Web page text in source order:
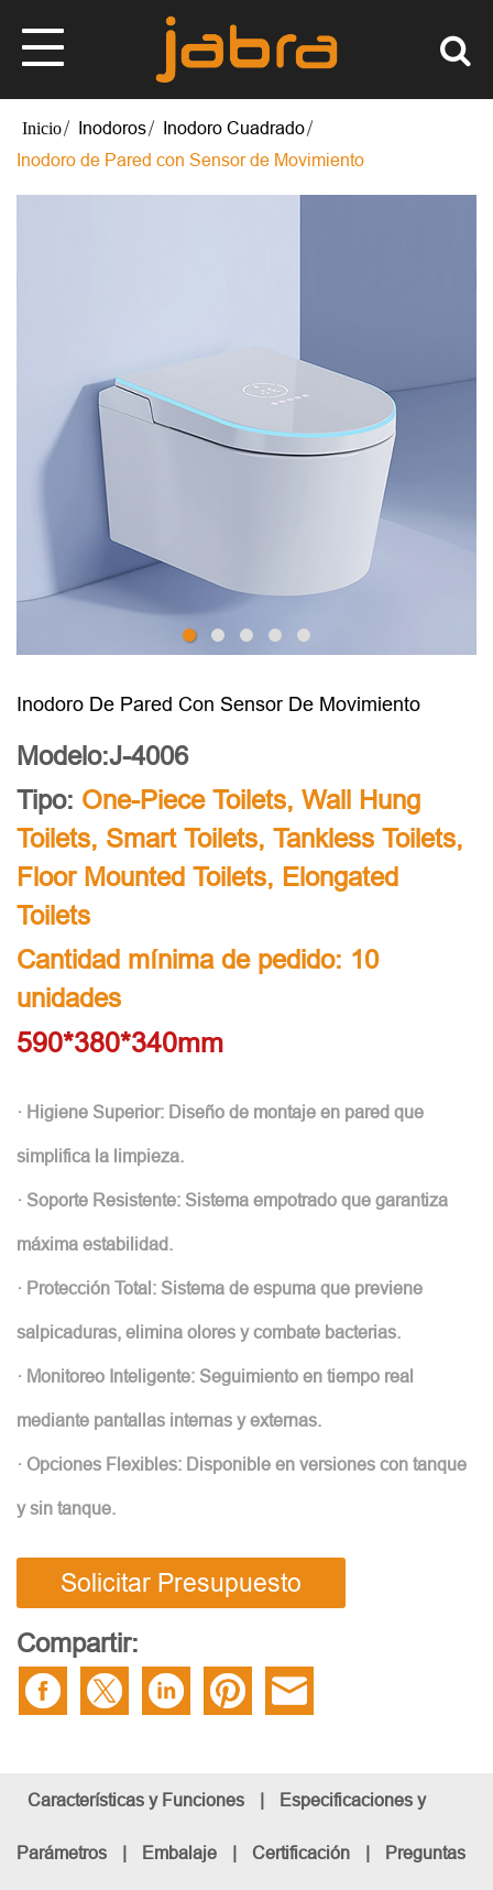
Inodoros
Inodoro Cuadrado
Inodoro de Pared con Sensor de Movimiento
Inodoro De Pared Con Sensor De Movimiento
Modelo:J-4006
Tipo: One-Piece Toilets, Wall Hung
Toilets, Smart Toilets, Tankless Toilets,
Floor Mounted Toilets, Elongated
Toilets
Cantidad mínima de pedido: 10
unidades
590*380*340mm
· Higiene Superior: Diseño de montaje en pared que
simplifica la limpieza.
· Soporte Resistente: Sistema empotrado que garantiza
máxima estabilidad.
· Protección Total: Sistema de espuma que previene
salpicaduras, elimina olores y combate bacterias.
· Monitoreo Inteligente: Seguimiento en tiempo real
mediante pantallas internas y externas.
· Opciones Flexibles: Disponible en versiones con tanque
y sin tanque.
Solicitar Presupuesto
Compartir:
Características y Funciones | Especificaciones y
Parámetros | Embalaje | Certificación | Preguntas